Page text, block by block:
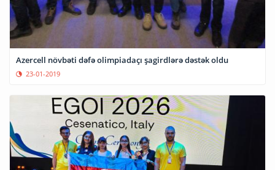
Azercell növbəti dəfə olimpiadaçı şagirdlərə dəstək oldu
23-01-2019